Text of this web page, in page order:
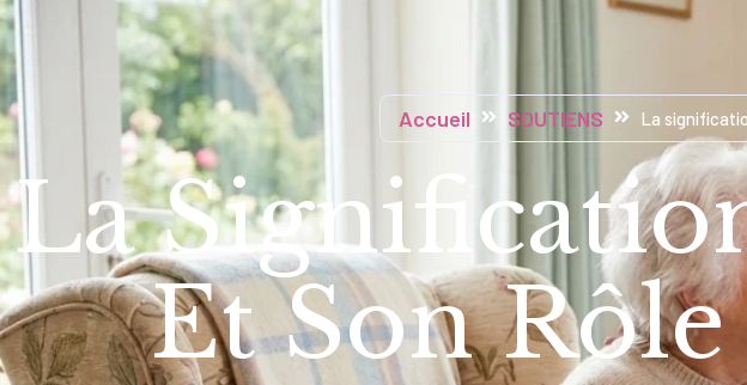
Accueil SOUTIENS La
La
Et Son